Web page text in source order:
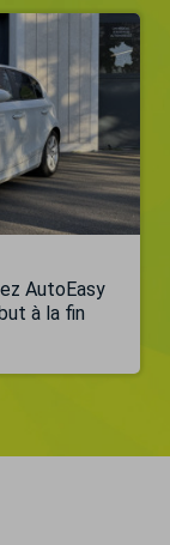
AutoEasy
à la fin